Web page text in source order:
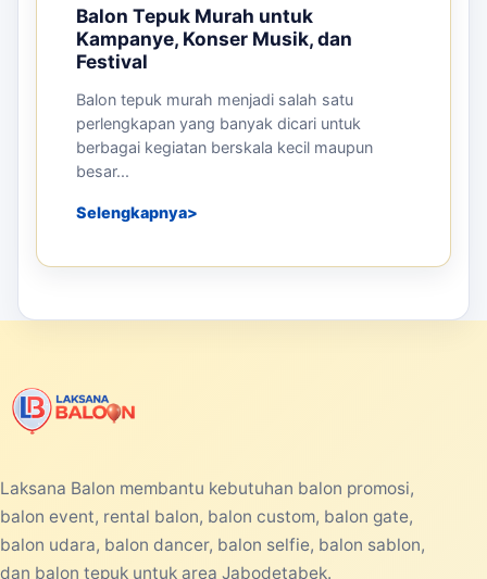
Balon Tepuk Murah untuk
Kampanye, Konser Musik, dan
Festival
Balon tepuk murah menjadi salah satu
perlengkapan yang banyak dicari untuk
berbagai kegiatan berskala kecil maupun
besar...
Selengkapnya
Laksana Balon membantu kebutuhan balon promosi,
balon event, rental balon, balon custom, balon gate,
balon udara, balon dancer, balon selfie, balon sablon,
dan balon tepuk untuk area Jabodetabek.